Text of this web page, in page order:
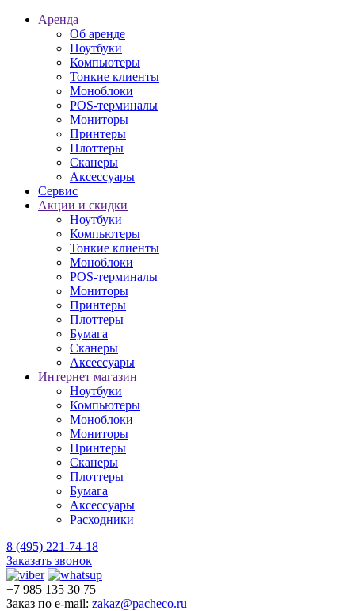
Аренда
Об аренде
Ноутбуки
Компьютеры
Тонкие клиенты
Моноблоки
POS-терминалы
Мониторы
Принтеры
Плоттеры
Сканеры
Аксессуары
Сервис
Акции и скидки
Ноутбуки
Компьютеры
Тонкие клиенты
Моноблоки
POS-терминалы
Мониторы
Принтеры
Плоттеры
Бумага
Сканеры
Аксессуары
Интернет магазин
Ноутбуки
Компьютеры
Моноблоки
Мониторы
Принтеры
Сканеры
Плоттеры
Бумага
Аксессуары
Расходники
8 (495) 221-74-18
Заказать звонок
+7 985 135 30 75
Заказ по e-mail: zakaz@pacheco.ru